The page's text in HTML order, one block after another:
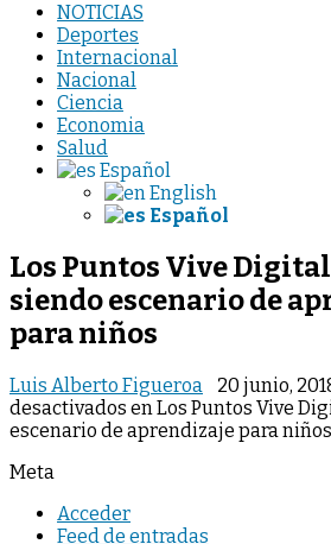
NOTICIAS
Deportes
Internacional
Nacional
Ciencia
Economia
Salud
Español
English
Español
Los Puntos Vive
siendo escenario de
para niños
Luis Alberto Figueroa 20 junio,
desactivados en Los Puntos Vive
escenario de aprendizaje para niños
Meta
Acceder
Feed de entradas